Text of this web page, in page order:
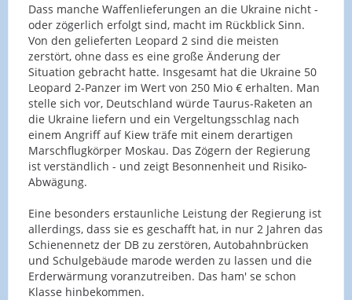
Dass manche Waffenlieferungen an die Ukraine nicht -
oder zögerlich erfolgt sind, macht im Rückblick Sinn.
Von den gelieferten Leopard 2 sind die meisten
zerstört, ohne dass es eine große Änderung der
Situation gebracht hatte. Insgesamt hat die Ukraine 50
Leopard 2-Panzer im Wert von 250 Mio € erhalten. Man
stelle sich vor, Deutschland würde Taurus-Raketen an
die Ukraine liefern und ein Vergeltungsschlag nach
einem Angriff auf Kiew träfe mit einem derartigen
Marschflugkörper Moskau. Das Zögern der Regierung
ist verständlich - und zeigt Besonnenheit und Risiko-
Abwägung.
Eine besonders erstaunliche Leistung der Regierung ist
allerdings, dass sie es geschafft hat, in nur 2 Jahren das
Schienennetz der DB zu zerstören, Autobahnbrücken
und Schulgebäude marode werden zu lassen und die
Erderwärmung voranzutreiben. Das ham' se schon
Klasse hinbekommen.